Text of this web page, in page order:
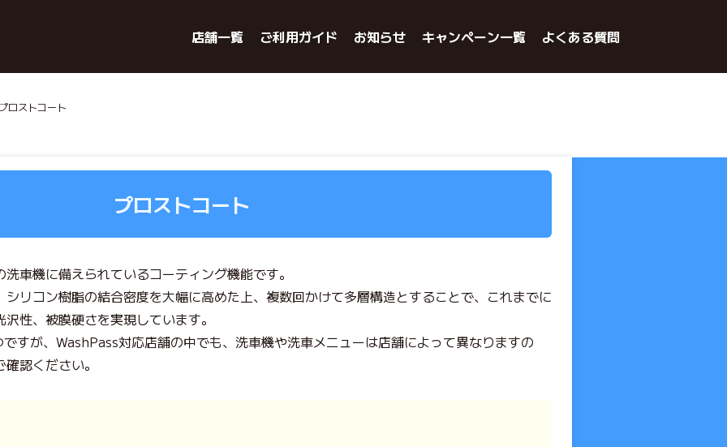
店舗一覧 ご利用ガイド お知らせ キャンペーン一覧 よくある質問
ロストコート
プロストコート
車機に備えられているコーティング機能です。
リコン樹脂の結合密度を大幅に高めた上、複数回かけて多層構造とすることで、これまでに
性、被膜硬さを実現しています。
すが、WashPass対応店舗の中でも、洗車機や洗車メニューは店舗によって異なりますの
認ください。